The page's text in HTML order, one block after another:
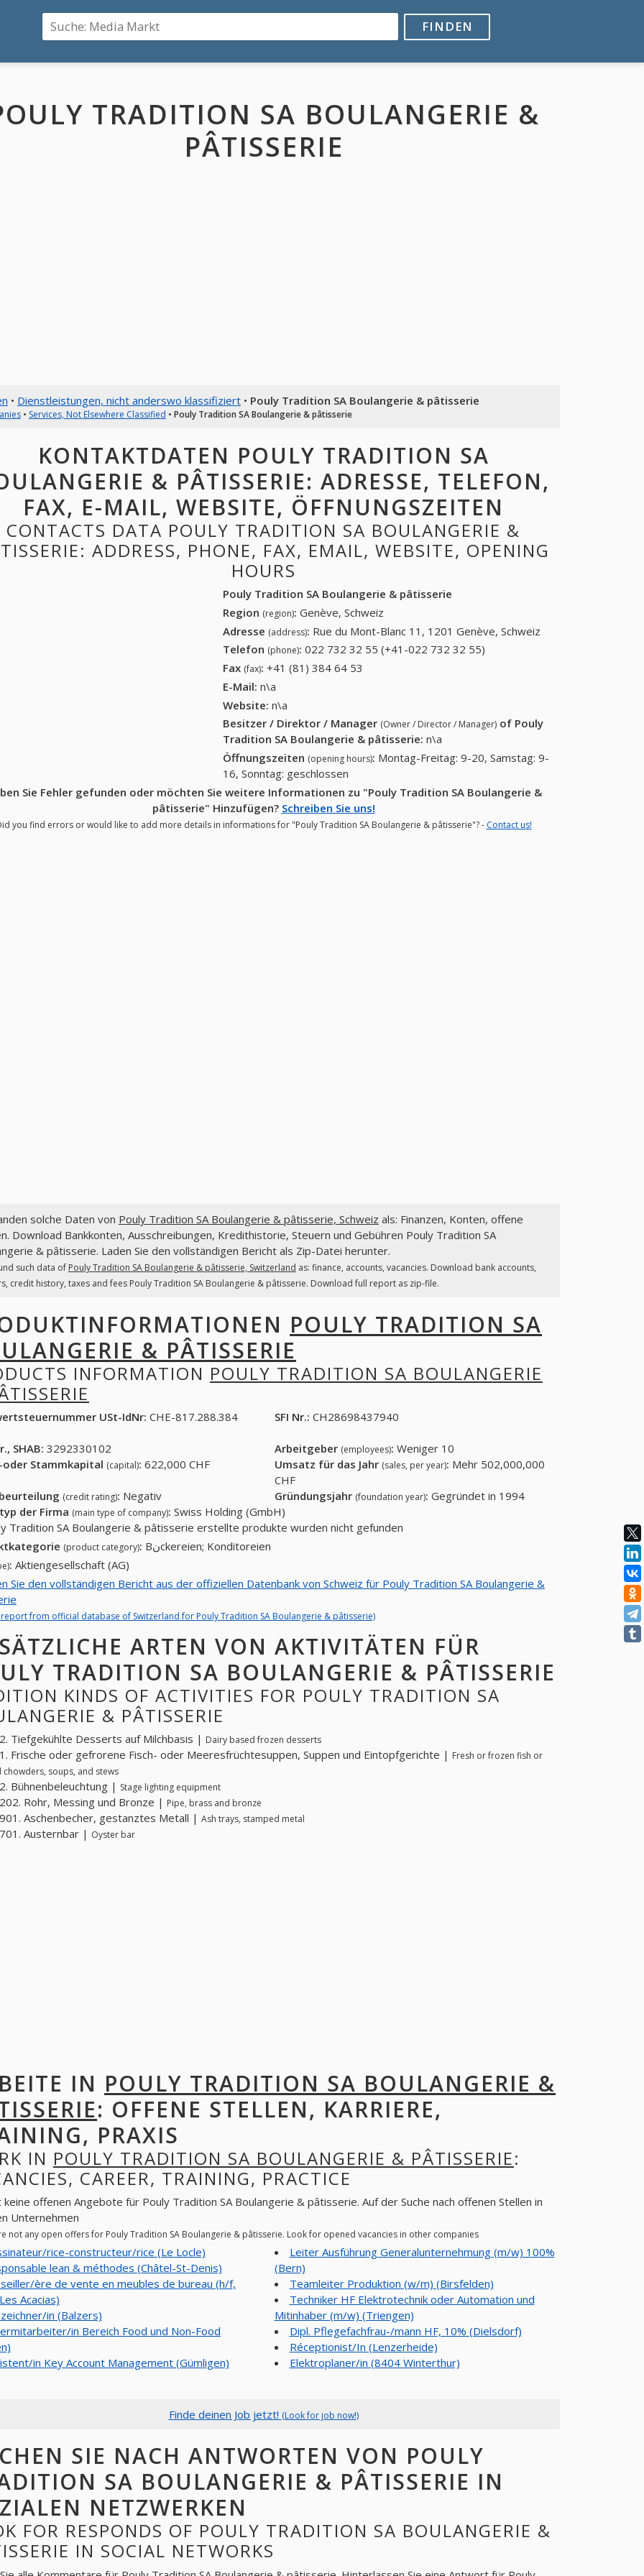
FINDEN
TRADITION SA BOULANGERIE &
PÂTISSERIE
• Dienstleistungen, nicht anderswo klassifiziert• Pouly Tradition SA Boulangerie & pâtisserie
• Services, Not Elsewhere Classified • Pouly Tradition SA Boulangerie & pâtisserie
KONTAKTDATEN POULY TRADITION SA
& PÂTISSERIE: ADRESSE, TELEFON,
FAX, E-MAIL, WEBSITE, ÖFFNUNGSZEITEN
CONTACTS DATA POULY TRADITION SA BOULANGERIE &
ADDRESS, PHONE, FAX, EMAIL, WEBSITE, OPENING
HOURS
Pouly Tradition SA Boulangerie & pâtisserie
Region (region): Genève, Schweiz
Adresse (address): Rue du Mont-Blanc 11, 1201 Genève, Schweiz
Telefon (phone): 022 732 32 55 (+41-022 732 32 55)
Fax (fax): +41 (81) 384 64 53
E-Mail: n\a
Website: n\a
Besitzer / Direktor / Manager (Owner / Director / Manager) of Pouly
Tradition SA Boulangerie & pâtisserie: n\a
Öffnungszeiten (opening hours): Montag-Freitag: 9-20, Samstag: 9-
16, Sonntag: geschlossen
Sie Fehler gefunden oder möchten Sie weitere Informationen zu "Pouly Tradition SA Boulangerie &
pâtisserie" Hinzufügen? Schreiben Sie uns!
you find errors or would like to add more details in informations for "Pouly Tradition SA Boulangerie & pâtisserie"? - Contact us!
solche Daten von Pouly Tradition SA Boulangerie & pâtisserie, Schweiz als: Finanzen, Konten, offene
Download Bankkonten, Ausschreibungen, Kredithistorie, Steuern und Gebühren Pouly Tradition SA
& pâtisserie. Laden Sie den vollständigen Bericht als Zip-Datei herunter.
such data of Pouly Tradition SA Boulangerie & pâtisserie, Switzerland as: finance, accounts, vacancies. Download bank accounts,
credit history, taxes and fees Pouly Tradition SA Boulangerie & pâtisserie. Download full report as zip-file.
POULY TRADITION SA
& PÂTISSERIE
INFORMATION POULY TRADITION SA BOULANGERIE
USt-IdNr: CHE-817.288.384 SFI Nr.: CH28698437940
SHAB: 3292330102 Arbeitgeber (employees): Weniger 10
oder Stammkapital (capital): 622,000 CHF Umsatz für das Jahr (sales, per year): Mehr 502,000,000
CHF
(credit rating): Negativ Gründungsjahr (foundation year): Gegründet in 1994
der Firma (main type of company): Swiss Holding (GmbH)
Tradition SA Boulangerie & pâtisserie erstellte produkte wurden nicht gefunden
(product category): Bنckereien; Konditoreien
: Aktiengesellschaft (AG)
Sie den vollständigen Bericht aus der offiziellen Datenbank von Schweiz für Pouly Tradition SA Boulangerie &
from official database of Switzerland for Pouly Tradition SA Boulangerie & pâtisserie)
ARTEN VON AKTIVITÄTEN FÜR
TRADITION SA BOULANGERIE & PÂTISSERIE
KINDS OF ACTIVITIES FOR POULY TRADITION SA
& PÂTISSERIE
Tiefgekühlte Desserts auf Milchbasis | Dairy based frozen desserts
Frische oder gefrorene Fisch- oder Meeresfrüchtesuppen, Suppen und Eintopfgerichte | Fresh or frozen fish or
soups, and stews
Bühnenbeleuchtung | Stage lighting equipment
Rohr, Messing und Bronze | Pipe, brass and bronze
Aschenbecher, gestanztes Metall | Ash trays, stamped metal
Austernbar | Oyster bar
IN POULY TRADITION SA BOULANGERIE &
: OFFENE STELLEN, KARRIERE,
PRAXIS
IN POULY TRADITION SA BOULANGERIE & PÂTISSERIE:
CAREER, TRAINING, PRACTICE
keine offenen Angebote für Pouly Tradition SA Boulangerie & pâtisserie. Auf der Suche nach offenen Stellen in
Unternehmen
not any open offers for Pouly Tradition SA Boulangerie & pâtisserie. Look for opened vacancies in other companies
rice-constructeur/rice (Le Locle)
lean & méthodes (Châtel-St-Denis)
ère de vente en meubles de bureau (h/f,
Acacias)
in (Balzers)
in Bereich Food und Non-Food
in Key Account Management (Gümligen)
Leiter Ausführung Generalunternehmung (m/w) 100%
(Bern)
Teamleiter Produktion (w/m) (Birsfelden)
Techniker HF Elektrotechnik oder Automation und
Mitinhaber (m/w) (Triengen)
Dipl. Pflegefachfrau-/mann HF, 10% (Dielsdorf)
Réceptionist/In (Lenzerheide)
Elektroplaner/in (8404 Winterthur)
Finde deinen Job jetzt! (Look for job now!)
SIE NACH ANTWORTEN VON POULY
SA BOULANGERIE & PÂTISSERIE IN
NETZWERKEN
FOR RESPONDS OF POULY TRADITION SA BOULANGERIE &
IN SOCIAL NETWORKS